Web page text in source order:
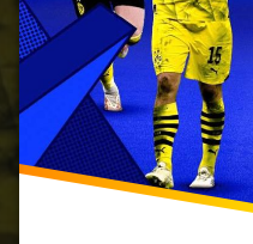
Sportovní
rivalita